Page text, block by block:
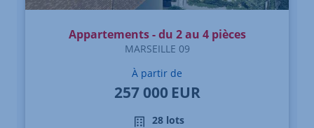
Appartements - du 2 au 4 pièces
MARSEILLE 09
À partir de
257 000 EUR
28 lots